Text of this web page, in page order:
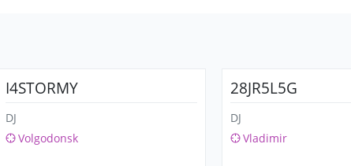
I4STORMY
DJ
Volgodonsk
28JR5L5G
DJ
Vladimir